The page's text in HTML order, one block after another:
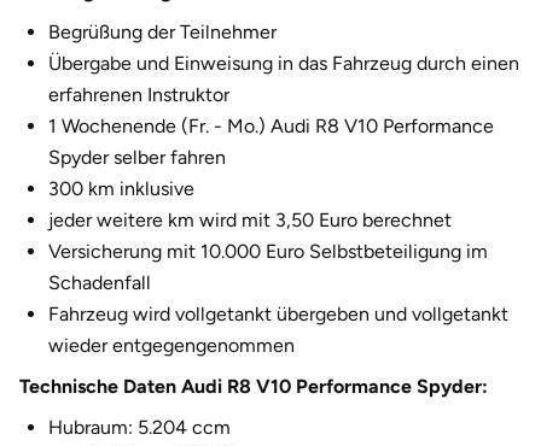
Begrüßung der Teilnehmer
Übergabe und Einweisung in das Fahrzeug durch einen
erfahrenen Instruktor
1 Wochenende (Fr. - Mo.) Audi R8 V10 Performance
Spyder selber fahren
300 km inklusive
jeder weitere km wird mit 3,50 Euro berechnet
Versicherung mit 10.000 Euro Selbstbeteiligung im
Schadenfall
Fahrzeug wird vollgetankt übergeben und vollgetankt
wieder entgegengenommen
Technische Daten Audi R8 V10 Performance Spyder:
Hubraum: 5.204 ccm
Fürstenfeldbruck
Gelnhausen
Gera
Gersfeld
Gotha